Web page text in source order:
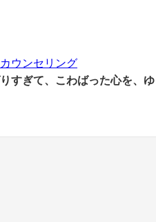
ウンセリング
すぎて、こわばった心を、